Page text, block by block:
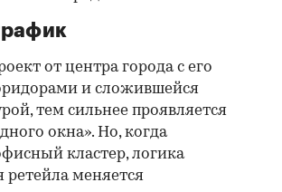
от центра города с его
и сложившейся
тем сильнее проявляется
окна». Но, когда
кластер, логика
ретейла меняется